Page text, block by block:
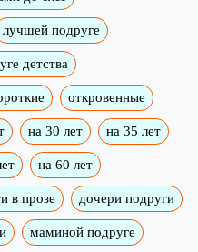
лучшей подруге
детства
откровенные
на 30 лет на 35 лет
на 60 лет
в прозе дочери подруги
маминой подруге